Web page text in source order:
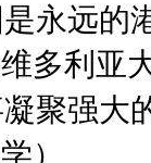
永远的
多利亚
聚强大
）